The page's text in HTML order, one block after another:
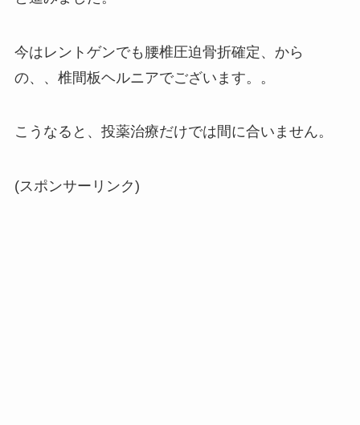
今はレントゲンでも腰椎圧迫骨折確定、から
の、、椎間板ヘルニアでございます。。
こうなると、投薬治療だけでは間に合いません。
(スポンサーリンク)